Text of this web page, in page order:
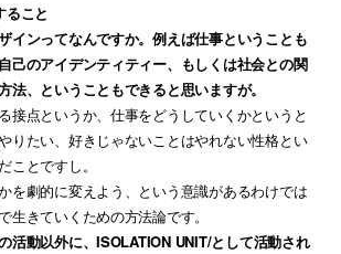
ること
インってなんですか。例えば仕事ということも
己のアイデンティティー、もしくは社会との関
法、ということもできると思いますが。
接点というか、仕事をどうしていくかというと
りたい、好きじゃないことはやれない性格とい
ことですし。
を劇的に変えよう、という意識があるわけでは
生きていくための方法論です。
活動以外に、ISOLATION UNIT/として活動され